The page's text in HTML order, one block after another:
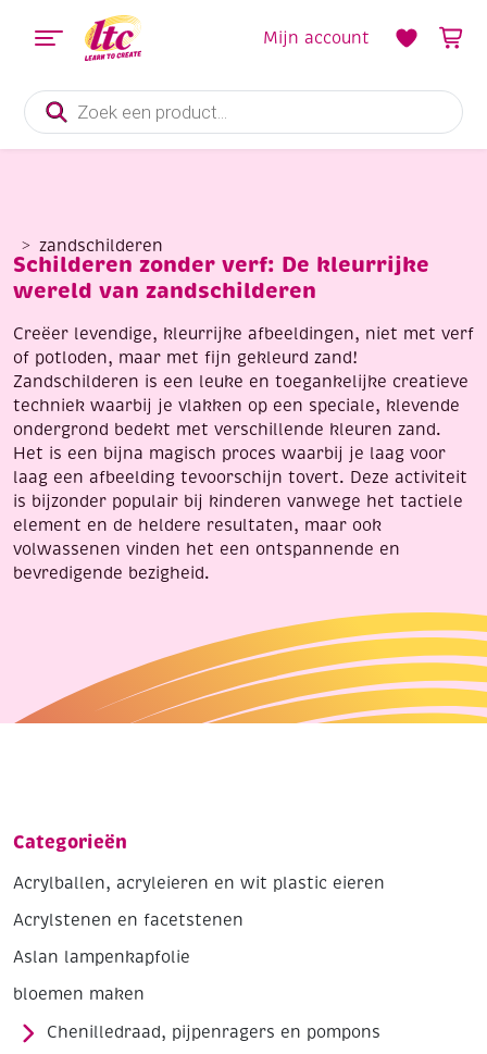
Producten
zoeken
Mijn account
zandschilderen
Schilderen zonder verf: De kleurrijke
wereld van zandschilderen
Creëer levendige, kleurrijke afbeeldingen, niet met verf
of potloden, maar met fijn gekleurd zand!
Zandschilderen is een leuke en toegankelijke creatieve
techniek waarbij je vlakken op een speciale, klevende
ondergrond bedekt met verschillende kleuren zand.
Het is een bijna magisch proces waarbij je laag voor
laag een afbeelding tevoorschijn tovert. Deze activiteit
is bijzonder populair bij kinderen vanwege het tactiele
element en de heldere resultaten, maar ook
volwassenen vinden het een ontspannende en
bevredigende bezigheid.
Categorieën
Acrylballen, acryleieren en wit plastic eieren
Acrylstenen en facetstenen
Aslan lampenkapfolie
bloemen maken
Chenilledraad, pijpenragers en pompons